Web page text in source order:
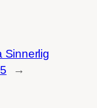
Sinnerlig
→